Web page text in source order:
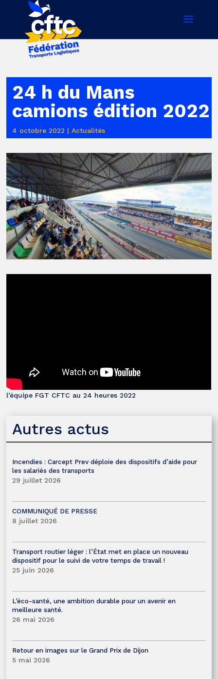
24 h du Mans
camions édition 2022
4 octobre 2022 |Actualités
l’équipe FGT CFTC au 24 heures 2022
Autres actus
Incendies : Carcept Prev déploie des dispositifs d’aide pour
les salariés des transports
29 juillet 2026
COMMUNIQUÉ DE PRESSE
8 juillet 2026
Transport routier léger : l’État met en place un nouveau
dispositif pour le suivi de votre temps de travail !
25 juin 2026
L’éco-santé, une ambition durable pour un avenir en
meilleure santé.
26 mai 2026
Retour en images sur le Grand Prix de Dijon
5 mai 2026